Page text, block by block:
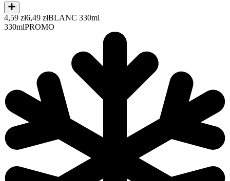
4,59 zł6,49 złBLANC 330ml
330mlPROMO